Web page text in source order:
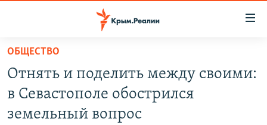
Вернуться
основному
содержанию
ОБЩЕСТВО
Отнять и поделить между своими:
в Севастополе обострился
земельный вопрос